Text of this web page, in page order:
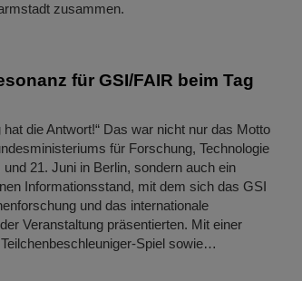
zusammen.
für GSI/FAIR beim Tag
die Antwort!“ Das war nicht nur das Motto
für Forschung, Technologie
21. Juni in Berlin, sondern auch ein
Informationsstand, mit dem sich das GSI
und das internationale
Veranstaltung präsentierten. Mit einer
Spiel sowie…